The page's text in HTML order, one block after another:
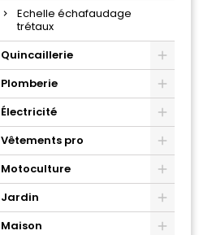
Echelle échafaudage
trétaux
Quincaillerie
Plomberie
Électricité
Vêtements pro
Motoculture
Jardin
Maison